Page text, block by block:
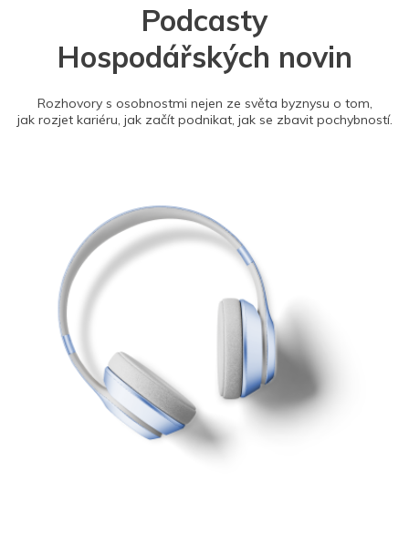
Podcasty
Hospodářských novin
Rozhovory s osobnostmi nejen ze světa byznysu o tom,
jak rozjet kariéru, jak začít podnikat, jak se zbavit pochybností.